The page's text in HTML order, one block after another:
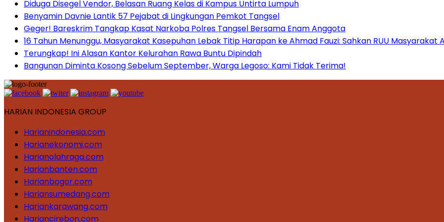
Diduga Disegel Vendor, Belasan Ruang Kelas di Kampus Untirta Lumpuh
Benyamin Davnie Lantik 57 Pejabat di Lingkungan Pemkot Tangsel
Geger! Bareskrim Tangkap Kasat Narkoba Polres Tangsel Bersama Enam Anggota
16 Tahun Menunggu, Masyarakat Kasepuhan Lebak Titip Harapan ke Ahmad Fauzi: Sahkan RUU Masyarakat
Terungkap! Ini Alasan Kantor Kelurahan Rawa Buntu Dipindah
Bangunan Diminta Kosong Sebelum September, Warga Legoso: Kami Tidak Terima!
HARIAN INDONESIA GROUP
Harianindonesia.com
Harianekonomi.com
Harianolahraga.com
Harianbanten.com
Harianbogor.com
Hariansumedang.com
Hariankarawang.com
Hariancirebon.com